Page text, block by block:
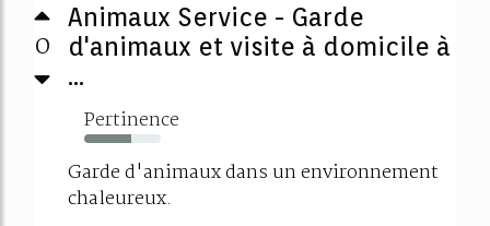
0
Animaux Service - Garde
d'animaux et visite à domicile à
...
Pertinence
62%
Garde d'animaux dans un environnement
chaleureux.